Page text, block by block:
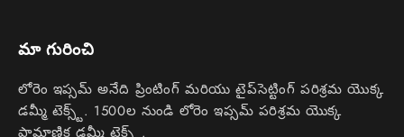
మా గురించి
లోరెం ఇప్సమ్ అనేది ప్రింటింగ్ మరియు టైప్‌సెట్టింగ్ పరిశ్రమ యొక్క
డమ్మీ టెక్స్ట్. 1500ల నుండి లోరెం ఇప్సమ్ పరిశ్రమ యొక్క
ప్రామాణిక డమ్మీ టెక్స్ట్.